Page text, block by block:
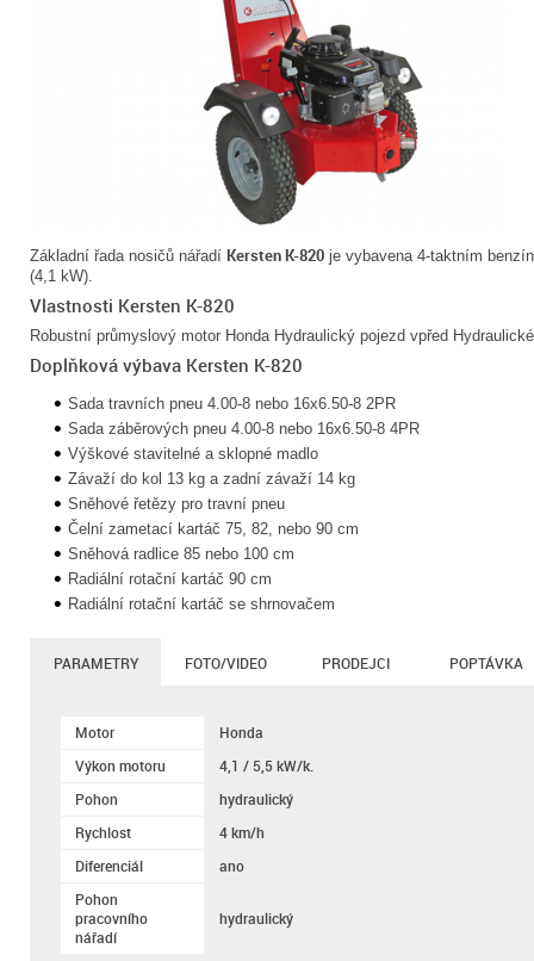
Základní řada nosičů nářadí Kersten K-820 je vybavena 4-taktním
(4,1 kW).
Vlastnosti Kersten K-820
Robustní průmyslový motor Honda Hydraulický pojezd vpřed
Doplňková výbava Kersten K-820
Sada travních pneu 4.00-8 nebo 16x6.50-8 2PR
Sada záběrových pneu 4.00-8 nebo 16x6.50-8 4PR
Výškové stavitelné a sklopné madlo
Závaží do kol 13 kg a zadní závaží 14 kg
Sněhové řetězy pro travní pneu
Čelní zametací kartáč 75, 82, nebo 90 cm
Sněhová radlice 85 nebo 100 cm
Radiální rotační kartáč 90 cm
Radiální rotační kartáč se shrnovačem
PARAMETRY FOTO/VIDEO PRODEJCI POPTÁVKA
Motor
Honda
Výkon motoru
4,1 / 5,5 kW/k.
Pohon
hydraulický
Rychlost
4 km/h
Diferenciál
ano
Pohon
pracovního
nářadí
hydraulický